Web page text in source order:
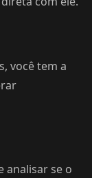
você tem a
analisar se o